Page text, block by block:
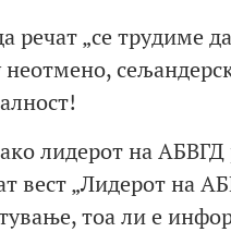
речат „се трудиме
лидерот на
вест „Лидерот на
тоа ли е